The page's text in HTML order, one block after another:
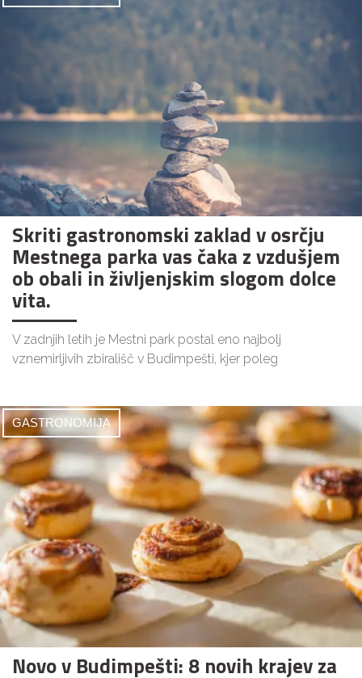
Skriti gastronomski zaklad v osrčju
Mestnega parka vas čaka z vzdušjem
ob obali in življenjskim slogom dolce
vita.
V zadnjih letih je Mestni park postal eno najbolj
vznemirljivih zbirališč v Budimpešti, kjer poleg
GASTRONOMIJA
Novo v Budimpešti: 8 novih krajev za